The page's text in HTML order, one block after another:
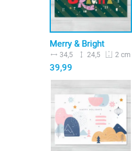
Merry & Bright
34,5 24,5 2 cm
39,99